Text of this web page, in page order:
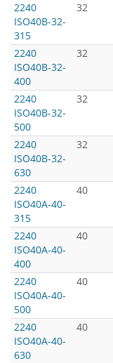
2240
ISO40B-32-
315
32
2240
ISO40B-32-
400
32
2240
ISO40B-32-
500
32
2240
ISO40B-32-
630
32
2240
ISO40A-40-
315
40
2240
ISO40A-40-
400
40
2240
ISO40A-40-
500
40
2240
ISO40A-40-
630
40